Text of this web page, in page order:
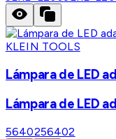
KLEIN TOOLS
Lámpara de LED
Lámpara de LED
5640256402